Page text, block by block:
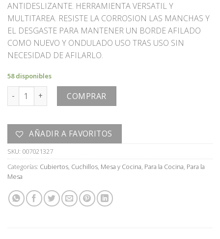
ANTIDESLIZANTE. HERRAMIENTA VERSATIL Y
MULTITAREA. RESISTE LA CORROSION LAS MANCHAS Y
EL DESGASTE PARA MANTENER UN BORDE AFILADO
COMO NUEVO Y ONDULADO USO TRAS USO SIN
NECESIDAD DE AFILARLO.
58 disponibles
CUCHILLO cantidadCOMPRAR
AÑADIR A FAVORITOS
SKU: 007021327
Categorías: Cubiertos, Cuchillos, Mesa y Cocina, Para la Cocina, Para la
Mesa